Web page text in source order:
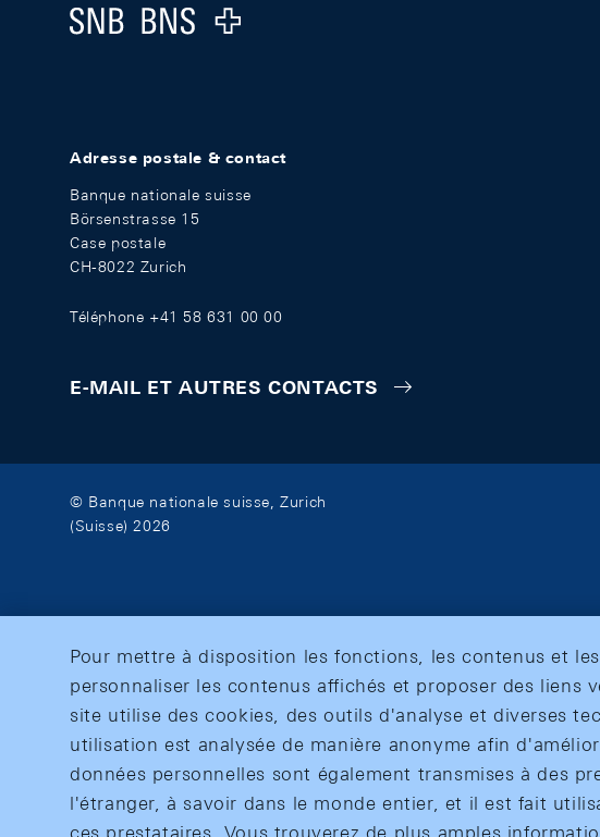
Logo
Adresse postale & contact
Banque nationale suisse
Börsenstrasse 15
Case postale
CH-8022 Zurich
Téléphone +41 58 631 00 00
E-MAIL ET AUTRES CONTACTS
© Banque nationale suisse, Zurich
(Suisse) 2026
Pour mettre à disposition les fonctions, les contenus et
personnaliser les contenus affichés et proposer des liens
site utilise des cookies, des outils d'analyse et diverses
utilisation est analysée de manière anonyme afin
données personnelles sont également transmises à des
l'étranger, à savoir dans le monde entier, et il est fait